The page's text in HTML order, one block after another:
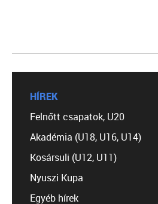
HÍREK
Felnőtt csapatok, U20
Akadémia (U18, U16, U14)
Kosársuli (U12, U11)
Nyuszi Kupa
Egyéb hírek